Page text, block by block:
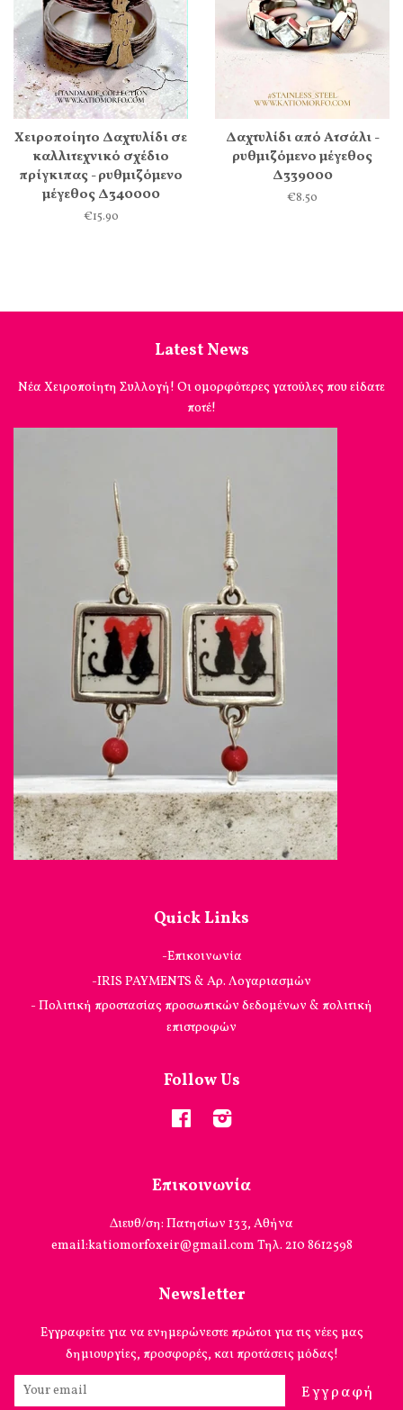
Χειροποίητο Δαχτυλίδι σε
καλλιτεχνικό σχέδιο
πρίγκιπας - ρυθμιζόμενο
μέγεθος Δ340000
€15.90
Δαχτυλίδι από Ατσάλι -
ρυθμιζόμενο μέγεθος
Δ339000
€8.50
Latest News
Νέα Χειροποίητη Συλλογή! Οι ομορφότερες γατούλες που είδατε
ποτέ!
Quick Links
-Επικοινωνία
-IRIS PAYMENTS & Αρ. Λογαριασμών
- Πολιτική προστασίας προσωπικών δεδομένων & πολιτική
επιστροφών
Follow Us
Facebook
Επικοινωνία
Διευθ/ση: Πατησίων 133, Αθήνα
email:katiomorfoxeir@gmail.com Τηλ. 210 8612598
Newsletter
Εγγραφείτε για να ενημερώνεστε πρώτοι για τις νέες μας
δημιουργίες, προσφορές, και προτάσεις μόδας!
Εγγραφή